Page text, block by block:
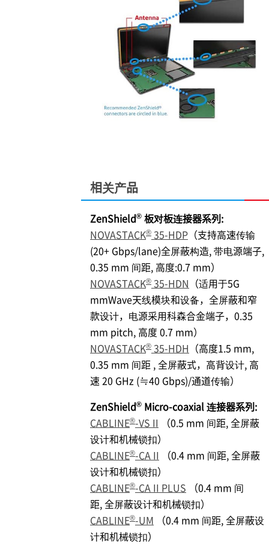
相关产品
ZenShield® 板对板连接器系列:
NOVASTACK® 35-HDP （支持高速传输
(20+ Gbps/lane)全屏蔽构造, 带电源端子,
0.35 mm 间距, 高度:0.7 mm）
NOVASTACK® 35-HDN （适用于5G
mmWave天线模块和设备，全屏蔽和窄
款设计，电源采用科森合金端子，0.35
mm pitch, 高度 0.7 mm）
NOVASTACK® 35-HDH （高度1.5 mm,
0.35 mm 间距 , 全屏蔽式，高背设计, 高
速 20 GHz (≒40 Gbps)/通道传输）
ZenShield® Micro-coaxial 连接器系列:
CABLINE®-VS II （0.5 mm 间距, 全屏蔽
设计和机械锁扣）
CABLINE®-CA II （0.4 mm 间距, 全屏蔽
设计和机械锁扣）
CABLINE®-CA II PLUS （0.4 mm 间
距, 全屏蔽设计和机械锁扣）
CABLINE®-UM （0.4 mm 间距, 全屏蔽设
计和机械锁扣）